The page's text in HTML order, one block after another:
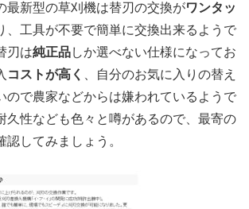
最新型の草刈機は替刃の交換がワンタッ
、工具が不要で簡単に交換出来るようで
刃は純正品しか選べない仕様になってお
コストが高く 、自分のお気に入りの替え
ので農家などからは嫌われているようで
久性なども色々と噂があるので、最寄の
認してみましょう。